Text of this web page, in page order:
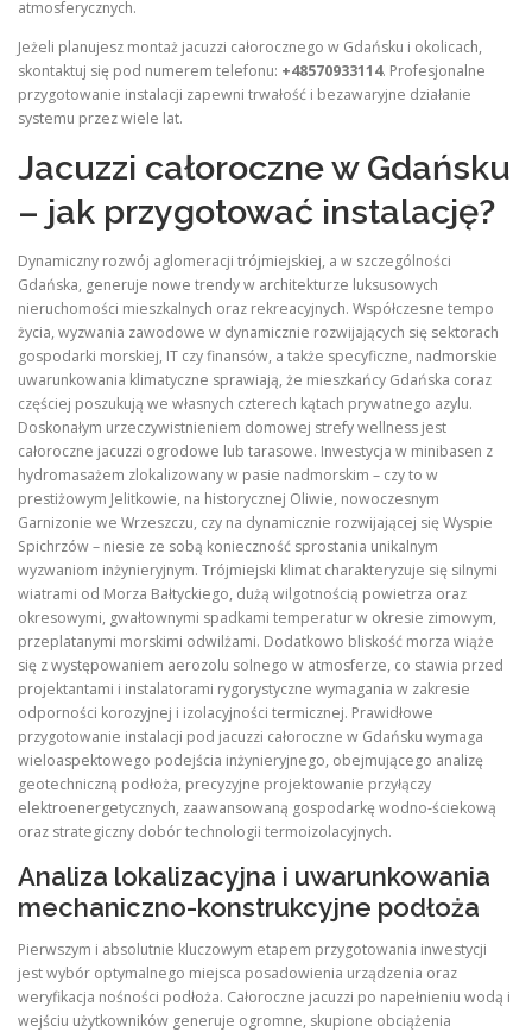
atmosferycznych.
Jeżeli planujesz montaż jacuzzi całorocznego w Gdańsku i okolicach,
skontaktuj się pod numerem telefonu: +48570933114. Profesjonalne
przygotowanie instalacji zapewni trwałość i bezawaryjne działanie
systemu przez wiele lat.
Jacuzzi całoroczne w Gdańsku
– jak przygotować instalację?
Dynamiczny rozwój aglomeracji trójmiejskiej, a w szczególności
Gdańska, generuje nowe trendy w architekturze luksusowych
nieruchomości mieszkalnych oraz rekreacyjnych. Współczesne tempo
życia, wyzwania zawodowe w dynamicznie rozwijających się sektorach
gospodarki morskiej, IT czy finansów, a także specyficzne, nadmorskie
uwarunkowania klimatyczne sprawiają, że mieszkańcy Gdańska coraz
częściej poszukują we własnych czterech kątach prywatnego azylu.
Doskonałym urzeczywistnieniem domowej strefy wellness jest
całoroczne jacuzzi ogrodowe lub tarasowe. Inwestycja w minibasen z
hydromasażem zlokalizowany w pasie nadmorskim – czy to w
prestiżowym Jelitkowie, na historycznej Oliwie, nowoczesnym
Garnizonie we Wrzeszczu, czy na dynamicznie rozwijającej się Wyspie
Spichrzów – niesie ze sobą konieczność sprostania unikalnym
wyzwaniom inżynieryjnym. Trójmiejski klimat charakteryzuje się silnymi
wiatrami od Morza Bałtyckiego, dużą wilgotnością powietrza oraz
okresowymi, gwałtownymi spadkami temperatur w okresie zimowym,
przeplatanymi morskimi odwilżami. Dodatkowo bliskość morza wiąże
się z występowaniem aerozolu solnego w atmosferze, co stawia przed
projektantami i instalatorami rygorystyczne wymagania w zakresie
odporności korozyjnej i izolacyjności termicznej. Prawidłowe
przygotowanie instalacji pod jacuzzi całoroczne w Gdańsku wymaga
wieloaspektowego podejścia inżynieryjnego, obejmującego analizę
geotechniczną podłoża, precyzyjne projektowanie przyłączy
elektroenergetycznych, zaawansowaną gospodarkę wodno-ściekową
oraz strategiczny dobór technologii termoizolacyjnych.
Analiza lokalizacyjna i uwarunkowania
mechaniczno-konstrukcyjne podłoża
Pierwszym i absolutnie kluczowym etapem przygotowania inwestycji
jest wybór optymalnego miejsca posadowienia urządzenia oraz
weryfikacja nośności podłoża. Całoroczne jacuzzi po napełnieniu wodą i
wejściu użytkowników generuje ogromne, skupione obciążenia